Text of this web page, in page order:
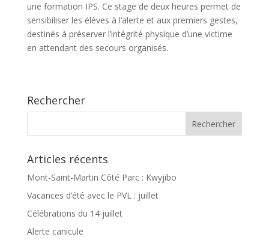
une formation IPS. Ce stage de deux heures permet de
sensibiliser les élèves à l’alerte et aux premiers gestes,
destinés à préserver l’intégrité physique d’une victime
en attendant des secours organisés.
Rechercher
Articles récents
Mont-Saint-Martin Côté Parc : Kwyjibo
Vacances d’été avec le PVL : juillet
Célébrations du 14 juillet
Alerte canicule